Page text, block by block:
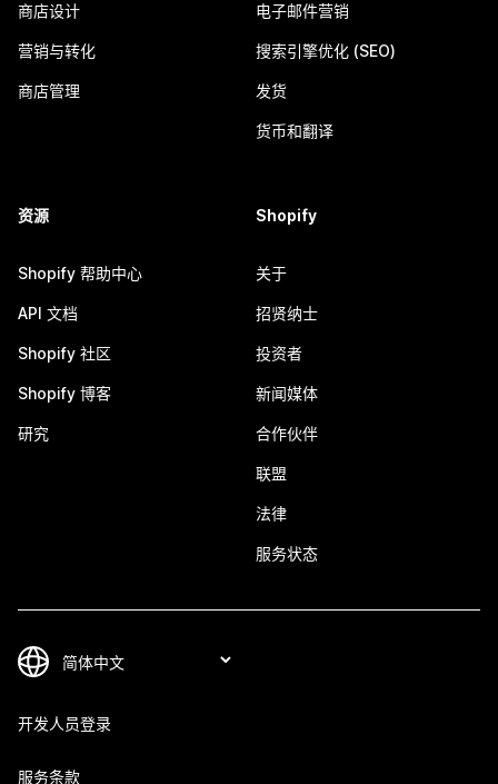
商店设计
营销与转化
商店管理
电子邮件营销
搜索引擎优化 (SEO)
发货
货币和翻译
资源
Shopify 帮助中心
API 文档
Shopify 社区
Shopify 博客
研究
Shopify
关于
招贤纳士
投资者
新闻媒体
合作伙伴
联盟
法律
服务状态
开发人员登录
服务条款